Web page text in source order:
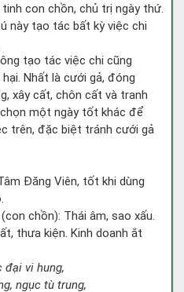
con chồn, chủ trị ngày thứ.
này tạo tác bất kỳ việc chi
tạo tác việc chi cũng
Nhất là cưới gả, đóng
xây cất, chôn cất và tranh
chọn một ngày tốt khác để
trên, đặc biệt tránh cưới gả
Đăng Viên, tốt khi dùng
chồn): Thái âm, sao xấu.
thưa kiện. Kinh doanh ắt
đại vi hung,
ngục tù trung,